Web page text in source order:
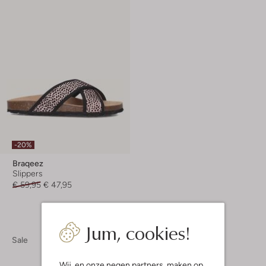
Jum, cookies!
-20%
Braqeez
Slippers
€ 59,95 € 47,95
Sale